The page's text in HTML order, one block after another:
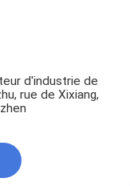
d'industrie de
rue de Xixiang,